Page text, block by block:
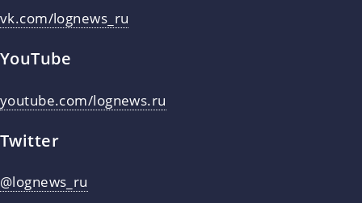
vk.com/lognews_ru
YouTube
youtube.com/lognews.ru
Twitter
@lognews_ru